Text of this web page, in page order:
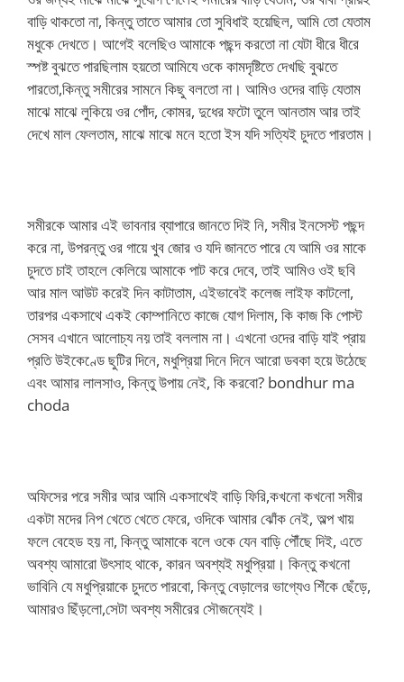
বাড়ি থাকতো না, কিন্তু তাতে আমার তো সুবিধাই হয়েছিল, আমি তো যেতাম
মধুকে দেখতে। আগেই বলেছিও আমাকে পছন্দ করতো না যেটা ধীরে ধীরে
স্পষ্ট বুঝতে পারছিলাম হয়তো আমিযে ওকে কামদৃষ্টিতে দেখছি বুঝতে
পারতো,কিন্তু সমীরের সামনে কিছু বলতো না। আমিও ওদের বাড়ি যেতাম
মাঝে মাঝে লুকিয়ে ওর পোঁদ, কোমর, দুধের ফটো তুলে আনতাম আর তাই
দেখে মাল ফেলতাম, মাঝে মাঝে মনে হতো ইস যদি সত্যিই চুদতে পারতাম।
সমীরকে আমার এই ভাবনার ব্যাপারে জানতে দি‌ই নি, সমীর ইনসেস্ট পছন্দ
করে না, উপরন্তু ওর গায়ে খুব জোর ও যদি জানতে পারে যে আমি ওর মাকে
চুদতে চাই তাহলে কেলিয়ে আমাকে পাট করে দেবে, তাই আমিও ওই ছবি
আর মাল আউট করেই দিন কাটাতাম, এইভাবেই কলেজ লাইফ কাটলো,
তারপর একসাথে এক‌ই কোম্পানিতে কাজে যোগ দিলাম, কি কাজ কি পোস্ট
সেসব এখানে আলোচ্য নয় তাই বললাম না। এখনো ওদের বাড়ি যাই প্রায়
প্রতি উইকেণ্ডে ছুটির দিনে, মধুপ্রিয়া দিনে দিনে আরো ডবকা হয়ে উঠেছে
এবং আমার লালসাও, কিন্তু উপায় নেই, কি করবো? bondhur ma
choda
অফিসের পরে সমীর আর আমি একসাথেই বাড়ি ফিরি,কখনো কখনো সমীর
একটা মদের নিপ খেতে খেতে ফেরে, ওদিকে আমার ঝোঁক নেই, অল্প খায়
ফলে বেহেড হয় না, কিন্তু আমাকে বলে ওকে যেন বাড়ি পৌঁছে দি‌ই, এতে
অবশ্য আমারো উৎসাহ থাকে, কারন অবশ্যই মধুপ্রিয়া। কিন্তু কখনো
ভাবিনি যে মধুপ্রিয়াকে চুদতে পারবো, কিন্তু বেড়ালের ভাগ্যেও শিঁকে ছেঁড়ে,
আমারও ছিঁড়লো,সেটা অবশ্য সমীরের সৌজন্যেই।